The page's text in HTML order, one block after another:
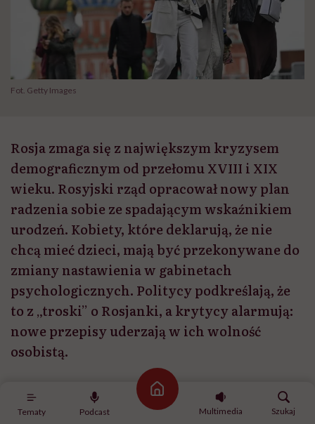
Tematy Podcast
Strona główna
Multimedia
Szukaj
Fot. Getty Images
Rosja zmaga się z największym kryzysem
demograficznym od przełomu XVIII i XIX
wieku. Rosyjski rząd opracował nowy plan
radzenia sobie ze spadającym wskaźnikiem
urodzeń. Kobiety, które deklarują, że nie
chcą mieć dzieci, mają być przekonywane do
zmiany nastawienia w gabinetach
psychologicznych. Politycy podkreślają, że
to z „troski” o Rosjanki, a krytycy alarmują:
nowe przepisy uderzają w ich wolność
osobistą.
Udostępnij